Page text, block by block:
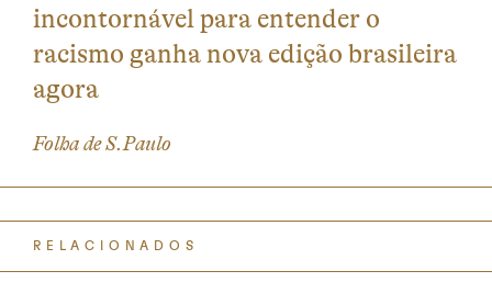
incontornável para entender o
racismo ganha nova edição brasileira
agora
Folha de S.Paulo
RELACIONADOS